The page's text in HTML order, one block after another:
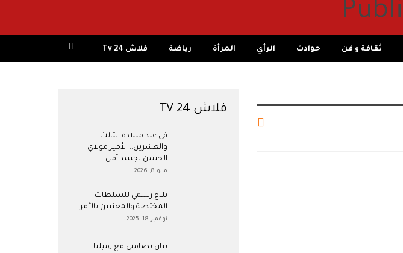
ثقافة و فن حوادث الرأي المرأة رياضة فلاش 24 Tv
فلاش 24 TV
في عيد ميلاده الثالث
والعشرين.. الأمير مولاي
الحسن يجسد أمل…
مايو 8, 2026
بلاغ رسمي للسلطات
المختصة والمعنيين بالأمر
نوفمبر 18, 2025
بيان تضامني مع زميلنا